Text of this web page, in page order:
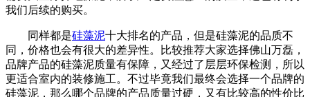
我们后续的购买。
同样都是硅藻泥十大排名的产品，但是硅藻泥的品质不
同，价格也会有很大的差异性。比较推荐大家选择佛山万磊，
品牌产品的硅藻泥质量有保障，又经过了层层环保检测，所以
更适合室内的装修施工。不过毕竟我们最终会选择一个品牌的
硅藻泥，那么哪个品牌的产品质量过硬，又有比较高的性价比